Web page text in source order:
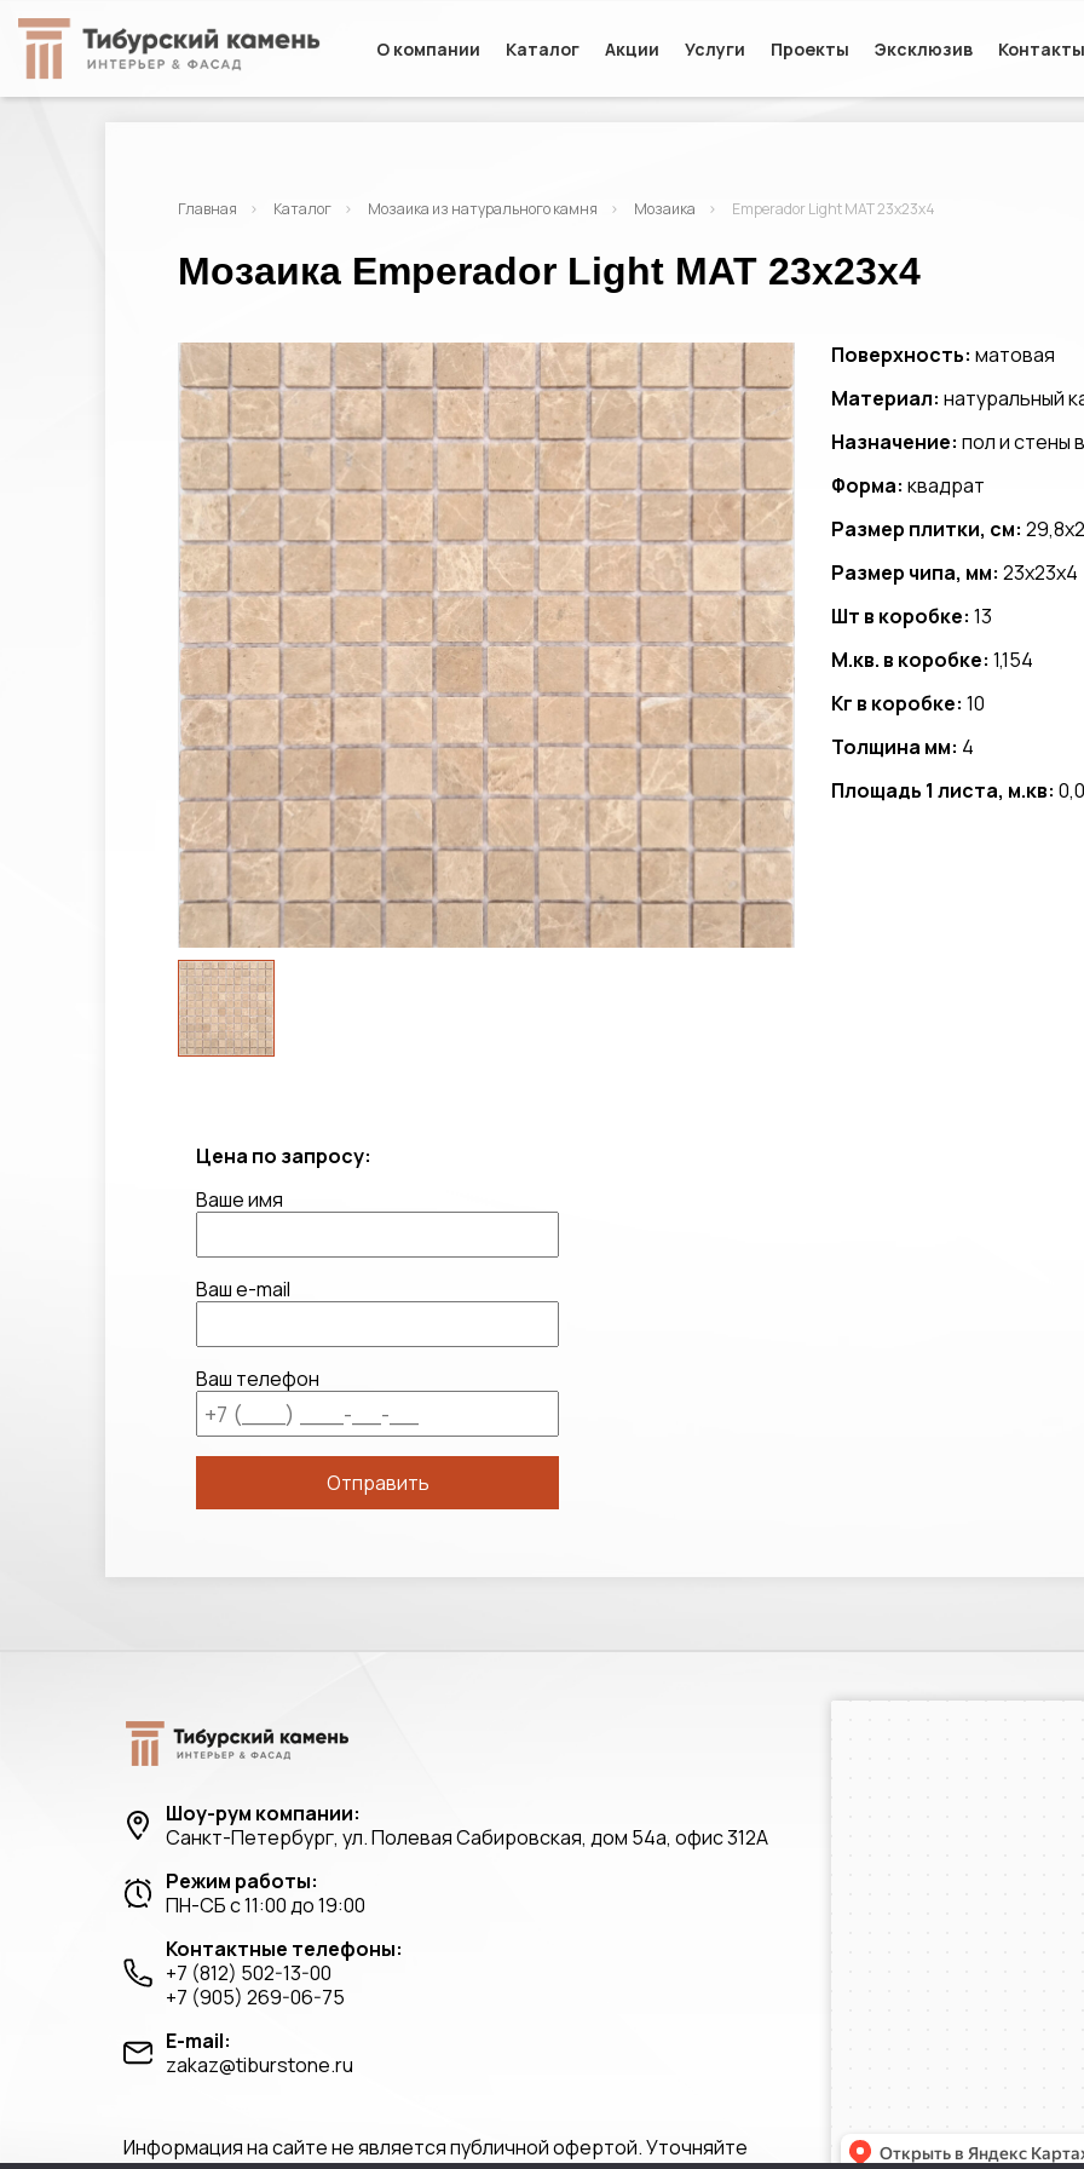
О компании Каталог Акции Услуги Проекты Эксклюзив Контакты
Главная Каталог Мозаика из натурального камня Мозаика Emperador Light MAT 23x23x4
Мозаика Emperador Light MAT 23x23x4
Поверхность: матовая
Материал: натуральный
Назначение: пол и стены
Форма: квадрат
Размер плитки, см:
Размер чипа, мм: 23x23x4
Шт в коробке: 13
М.кв. в коробке: 1,154
Кг в коробке: 10
Толщина мм: 4
Площадь 1 листа, м.кв:
Цена по запросу:
Ваше имя
Ваш e-mail
Ваш телефон
Шоу-рум компании:
Санкт-Петербург, ул. Полевая Сабировская, дом 54а, офис 312А
Режим работы:
ПН-СБ с 11:00 до 19:00
Контактные телефоны:
+7 (812) 502-13-00
+7 (905) 269-06-75
E-mail:
zakaz@tiburstone.ru
Информация на сайте не является публичной офертой. Уточняйте